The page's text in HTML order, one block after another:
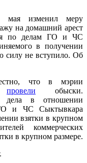
мая изменил меру
на домашний арест
по делам ГО и ЧС
в получении
силу не вступило. Об
что в мэрии
провели обыски.
дела в отношении
и ЧС Сыктывкара
взятки в крупном
коммерческих
в крупном размере.